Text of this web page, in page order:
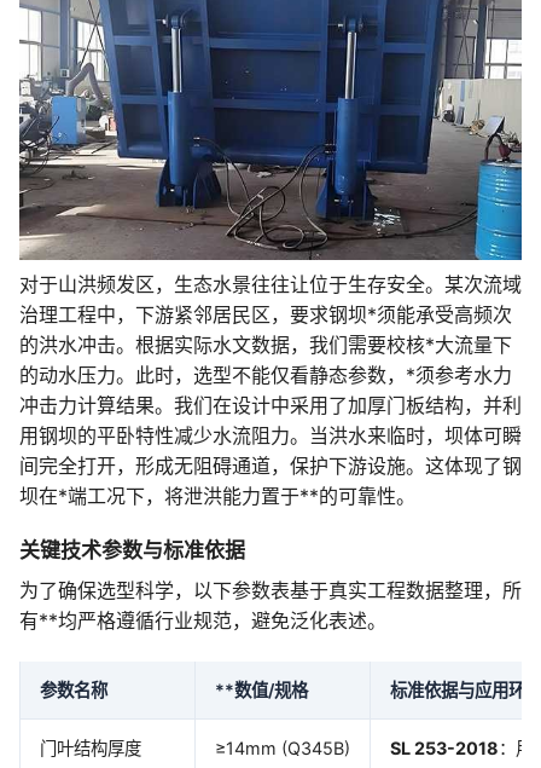
对于山洪频发区，生态水景往往让位于生存安全。某次流域
治理工程中，下游紧邻居民区，要求钢坝*须能承受高频次
的洪水冲击。根据实际水文数据，我们需要校核*大流量下
的动水压力。此时，选型不能仅看静态参数，*须参考水力
冲击力计算结果。我们在设计中采用了加厚门板结构，并利
用钢坝的平卧特性减少水流阻力。当洪水来临时，坝体可瞬
间完全打开，形成无阻碍通道，保护下游设施。这体现了钢
坝在*端工况下，将泄洪能力置于**的可靠性。
关键技术参数与标准依据
为了确保选型科学，以下参数表基于真实工程数据整理，所
有**均严格遵循行业规范，避免泛化表述。
参数名称 **数值/规格 标准依据与应用环节
门叶结构厚度 ≥14mm (Q345B) SL 253-2018：用